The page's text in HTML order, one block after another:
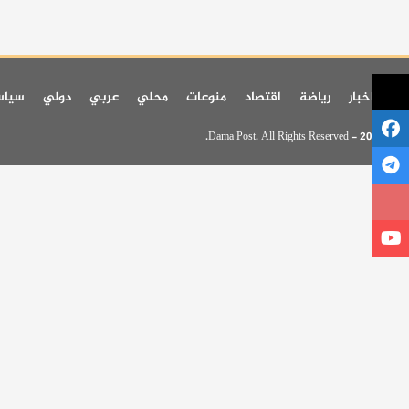
اخر اخبار رياضة اقتصاد منوعات محلي عربي دولي
© 2026 - Dama Post. All Rights Reserved.